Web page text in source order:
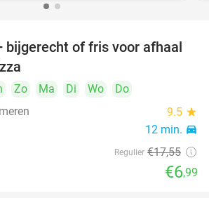
60%
bijgerecht of fris voor afhaal
Zo Ma Di Wo
Do
9.5 star
12 min. directions_car
Regulier €17,55
€6,99